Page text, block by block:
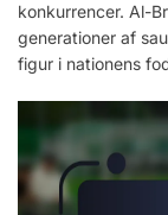
konkurrencer. Al-
generationer af
figur i nationens